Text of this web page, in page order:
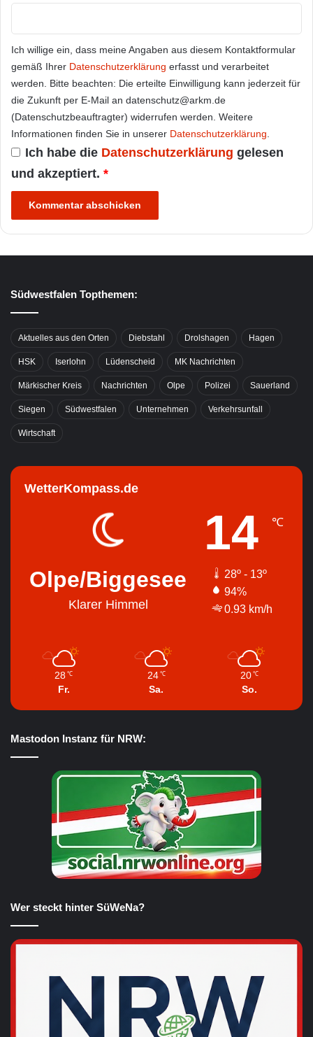
Ich willige ein, dass meine Angaben aus diesem Kontaktformular
gemäß Ihrer Datenschutzerklärung erfasst und verarbeitet
werden. Bitte beachten: Die erteilte Einwilligung kann jederzeit für
die Zukunft per E-Mail an datenschutz@arkm.de
(Datenschutzbeauftragter) widerrufen werden. Weitere
Informationen finden Sie in unserer Datenschutzerklärung
Ich habe die Datenschutzerklärung gelesen
und akzeptiert. *
Südwestfalen Topthemen:
Aktuelles aus den Orten Diebstahl Drolshagen Hagen
HSK Iserlohn Lüdenscheid MK Nachrichten
Märkischer Kreis Nachrichten Olpe Polizei Sauerland
Siegen Südwestfalen Unternehmen Verkehrsunfall
Wirtschaft
WetterKompass.de
Olpe/Biggesee
Klarer Himmel
14 ℃
28º - 13º
94%
0.93 km/h
28 ℃
Fr.
24 ℃
Sa.
20 ℃
So.
Mastodon Instanz für NRW:
Wer steckt hinter SüWeNa?